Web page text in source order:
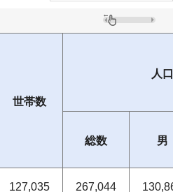
世帯数
人口
総数 男
127,035 267,044